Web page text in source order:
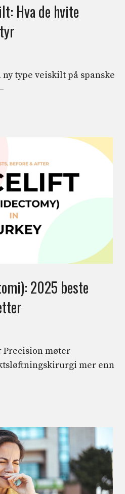
Hva de hvite
type veiskilt på spanske
2025 beste
Precision møter
mer enn